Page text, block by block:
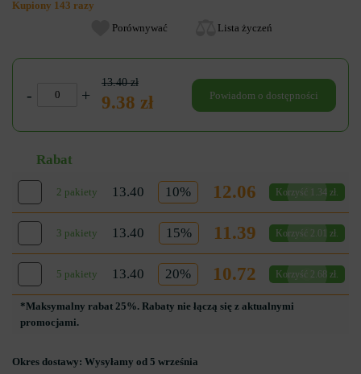
Kupiony 143 razy
Porównywać
Lista życzeń
- +
13.40 zł
9.38 zł Powiadom o dostępności
Rabat
2 pakiety 13.40 10% 12.06 Korzyść 1.34 zł.
3 pakiety 13.40 15% 11.39 Korzyść 2.01 zł.
5 pakiety 13.40 20% 10.72 Korzyść 2.68 zł.
*Maksymalny rabat 25%. Rabaty nie łączą się z aktualnymi
promocjami.
Okres dostawy: Wysyłamy od 5 września